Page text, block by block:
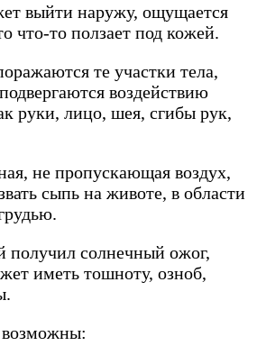
выйти наружу, ощущается
что-то ползает под кожей.
те участки тела,
воздействию
руки, лицо, шея, сгибы рук,
не пропускающая воздух,
сыпь на животе, в области
получил солнечный ожог,
иметь тошноту, озноб,